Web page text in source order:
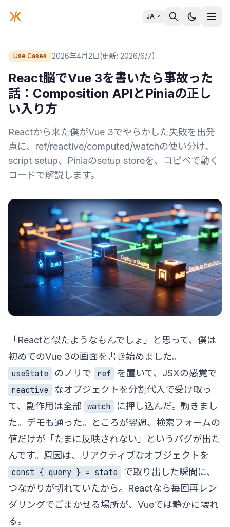
JA
Use Cases 2026年4月2日(更新: 2026/6/7)
React脳でVue 3を書いたら事故った
話：Composition APIとPiniaの正し
い入り方
Reactから来た僕がVue 3でやらかした失敗を出発
点に、ref/reactive/computed/watchの使い分け、
script setup、Piniaのsetup storeを、コピペで動く
コードで解説します。
「Reactと似たようなもんでしょ」と思って、僕は
初めてのVue 3の画面を書き始めました。
useState
のノリで ref
を置いて、JSXの感覚で
reactive
なオブジェクトを分割代入で受け取っ
て、副作用は全部 watch
に押し込んだ。動きまし
た。デモも通った。ところが翌週、検索フォームの
値だけが「たまに反映されない」というバグが出た
んです。原因は、リアクティブなオブジェクトを
const { query } = state
で取り出した瞬間に、
つながりが切れていたから。Reactなら毎回再レン
ダリングでごまかせる場所が、Vueでは静かに壊れ
る。